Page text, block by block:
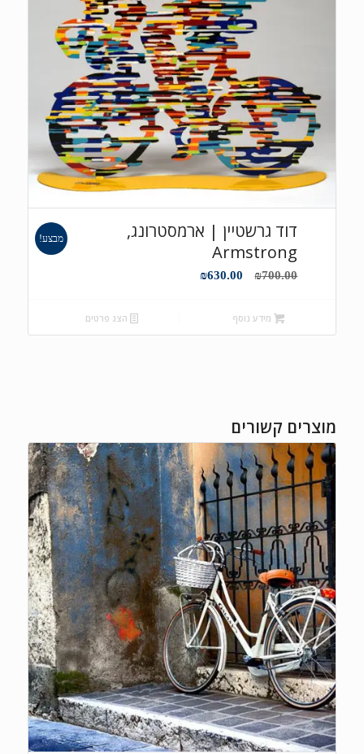
דוד גרשטיין | ארמסטרונג,
Armstrong
₪700.00
המחיר
₪630.00 המחיר
מבצע!
מידע נוסף הצג פרטים
מוצרים קשורים